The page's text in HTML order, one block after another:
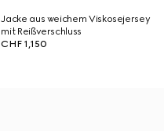
Jacke aus weichem Viskosejersey
mit Reißverschluss
CHF 1,150